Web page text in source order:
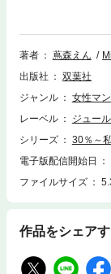
メージはできてい
に、この問題とう
月子には、「大好き
増しに強くなってい
る。「30代の自然妊
と――!?」「体外受
著者 蔦森えん
出版社
双葉社
ジャンル
女性マ
レーベル
ジュー
シリーズ
30％～
電子版配信開始日
ファイルサイズ
作品をシェア